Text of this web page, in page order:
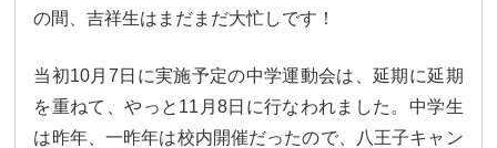
図書館教育 ICT機器の活用
学校生活
吉祥の一日 年間行事
の間、吉祥生はまだまだ大忙しです！
当初10月7日に実施予定の中学運動会は、延期に延期
を重ねて、やっと11月8日に行なわれました。中学生
は昨年、一昨年は校内開催だったので、八王子キャン